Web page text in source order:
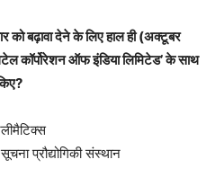
को बढ़ावा देने के लिए हाल ही (अक्टूबर
कॉर्पोरेशन ऑफ इंडिया लिमिटेड’ के साथ
प्रौद्योगिकी संस्थान